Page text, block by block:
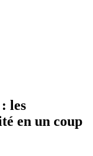
les
en un coup